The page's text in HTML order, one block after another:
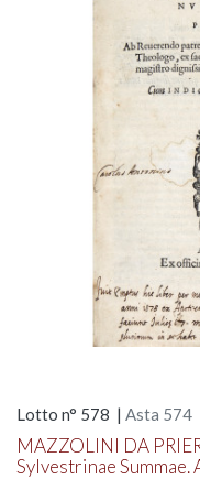
Lotto n° 578 | Asta 574
MAZZOLINI DA
Sylvestrinae